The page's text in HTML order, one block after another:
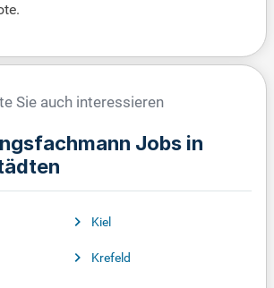
Sie auch interessieren
Jobs in
Kiel
Krefeld